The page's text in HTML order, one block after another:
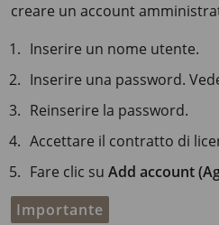
creare un account
Inserire un nome utente.
Inserire una password.
Reinserire la password.
Accettare il contratto di
Fare clic suAdd account
Importante